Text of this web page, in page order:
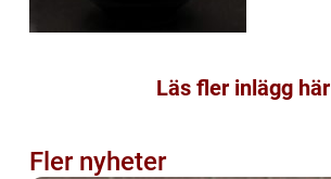
Läs fler inlägg här
Fler nyheter